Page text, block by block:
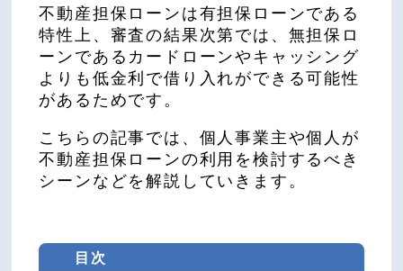
不動産担保ローンは有担保ローンである
特性上、審査の結果次第では、無担保ロ
ーンであるカードローンやキャッシング
よりも低金利で借り入れができる可能性
があるためです。
こちらの記事では、個人事業主や個人が
不動産担保ローンの利用を検討するべき
シーンなどを解説していきます。
目次